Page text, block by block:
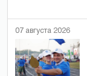
07 августа 2026